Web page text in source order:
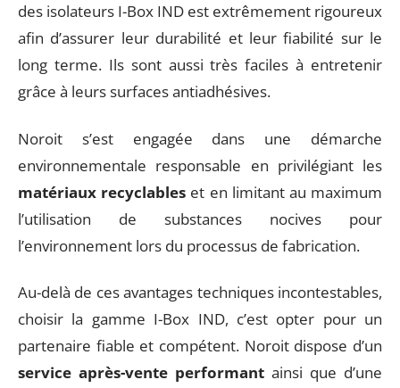
des isolateurs I-Box IND est extrêmement rigoureux
afin d’assurer leur durabilité et leur fiabilité sur le
long terme. Ils sont aussi très faciles à entretenir
grâce à leurs surfaces antiadhésives.
Noroit s’est engagée dans une démarche
environnementale responsable en privilégiant les
matériaux recyclables et en limitant au maximum
l’utilisation de substances nocives pour
l’environnement lors du processus de fabrication.
Au-delà de ces avantages techniques incontestables,
choisir la gamme I-Box IND, c’est opter pour un
partenaire fiable et compétent. Noroit dispose d’un
service après-vente performant ainsi que d’une